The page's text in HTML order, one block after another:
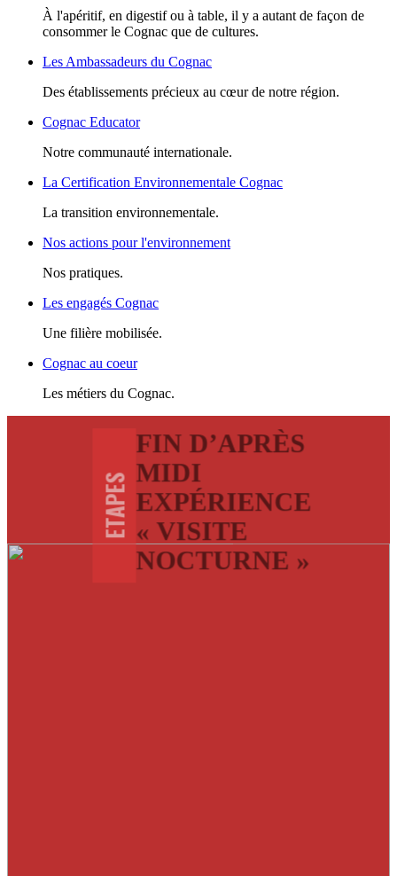
À l'apéritif, en digestif ou à table, il y a autant de façon de
consommer le Cognac que de cultures.
Les Ambassadeurs du Cognac
Des établissements précieux au cœur de notre région.
Cognac Educator
Notre communauté internationale.
La Certification Environnementale Cognac
La transition environnementale.
Nos actions pour l'environnement
Nos pratiques.
Les engagés Cognac
Une filière mobilisée.
Cognac au coeur
Les métiers du Cognac.
ETAPES
FIN D’APRÈS
MIDI
EXPÉRIENCE
« VISITE
NOCTURNE »